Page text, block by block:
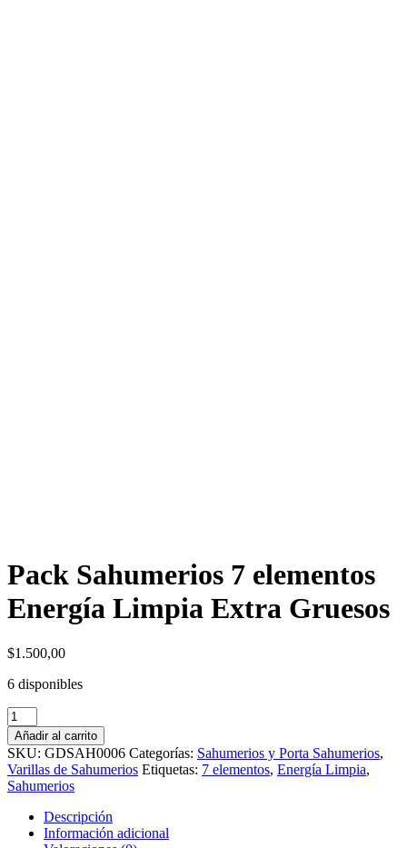
Pack Sahumerios 7 elementos
Energía Limpia Extra Gruesos
$1.500,00
6 disponibles
Pack
Sahumerios
7
elementos
Energía
Limpia
Extra
Gruesos
cantidad
Añadir al carrito
SKU: GDSAH0006 Categorías: Sahumerios y Porta Sahumerios,
Varillas de Sahumerios Etiquetas: 7 elementos, Energía Limpia,
Sahumerios
Descripción
Información adicional